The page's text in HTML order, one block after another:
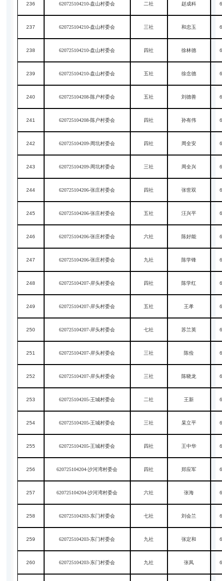
236 620725104210-盘山村委会 二社 赵成科
237 620725104210-盘山村委会 三社 和忠玉
238 620725104210-盘山村委会 四社 徐林德
239 620725104210-盘山村委会 五社 徐念德
240 620725104208-陈户村委会 五社 刘德善
241 620725104208-陈户村委会 四社 孙有伟
242 620725104209-周坑村委会 四社 周全安
243 620725104209-周坑村委会 三社 周全兴
244 620725104206-张庄村委会 四社 张世双
245 620725104206-张庄村委会 五社 汪兴平
246 620725104206-张庄村委会 六社 陈好能
247 620725104206-张庄村委会 九社 陈学锋
248 620725104207-岸头村委会 四社 陈学红
249 620725104207-岸头村委会 五社 王孝
250 620725104207-岸头村委会 七社 苏兰英
251 620725104207-岸头村委会 三社 陈俭
252 620725104207-岸头村委会 三社 陈晓龙
253 620725104205-王城村委会 二社 王新
254 620725104205-王城村委会 三社 杲立平
255 620725104205-王城村委会 四社 王中华
256 620725104204-沙河湾村委会 四社 郑应军
257 620725104204-沙河湾村委会 六社 张海
258 620725104203-东门村委会 七社 刘会兰
259 620725104203-东门村委会 九社 张定和
260 620725104203-东门村委会 九社 张凤